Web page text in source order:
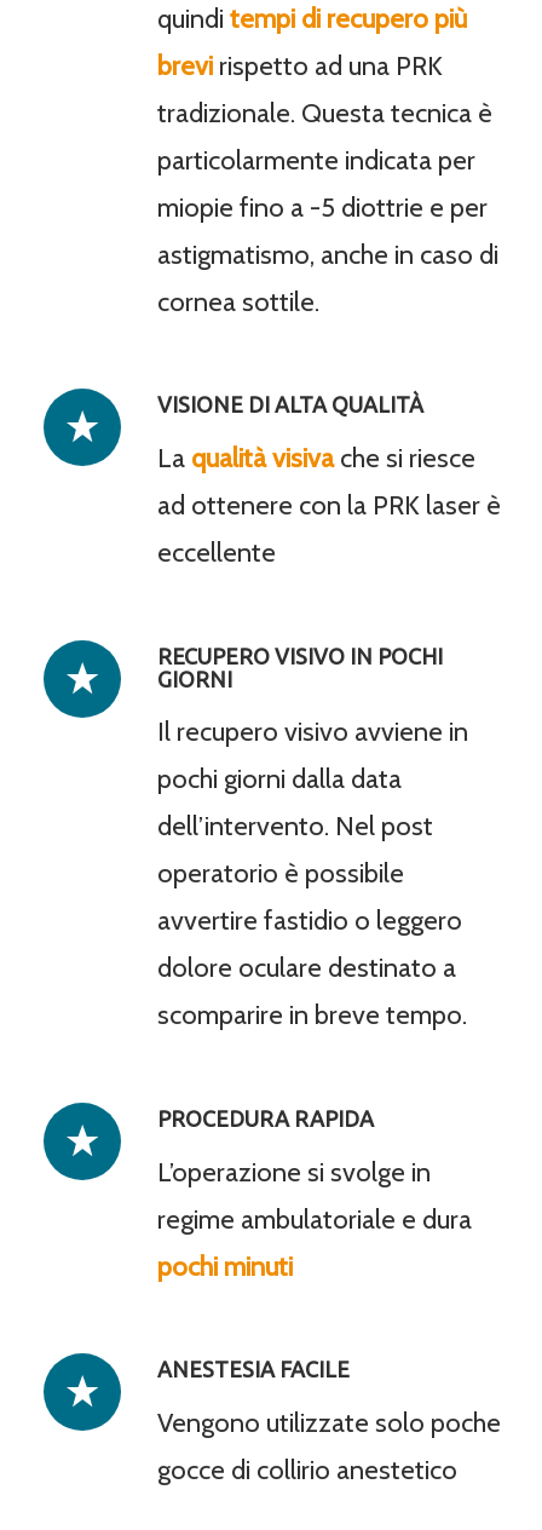
quindi tempi di recupero più
brevirispetto ad una PRK
tradizionale. Questa tecnica è
particolarmente indicata per
miopie fino a -5 diottrie e per
astigmatismo, anche in caso di
cornea sottile.
VISIONE DI ALTA QUALITÀ
La qualità visivache si riesce
ad ottenere con la PRK laser è
eccellente
RECUPERO VISIVO IN POCHI
GIORNI
Il recupero visivo avviene in
pochi giorni dalla data
dell’intervento. Nel post
operatorio è possibile
avvertire fastidio o leggero
dolore oculare destinato a
scomparire in breve tempo.
PROCEDURA RAPIDA
L’operazione si svolge in
regime ambulatoriale e dura
pochi minuti
ANESTESIA FACILE
Vengono utilizzate solo poche
gocce di collirio anestetico